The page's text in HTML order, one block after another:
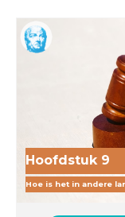
Hoofdstuk 9
Hoe is het in andere